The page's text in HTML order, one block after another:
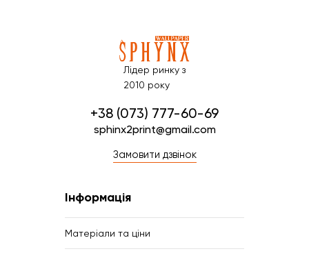
Лідер ринку з
2010 року
+38 (073) 777-60-69
sphinx2print@gmail.com
Замовити дзвінок
Інформація
Матеріали та ціни